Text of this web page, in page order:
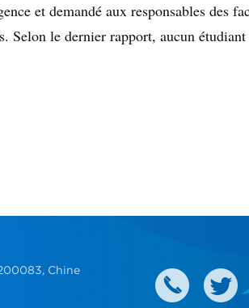
et demandé aux responsables des
Selon le dernier rapport, aucun
Chine